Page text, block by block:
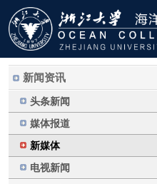
新闻资讯
头条新闻
媒体报道
新媒体
电视新闻